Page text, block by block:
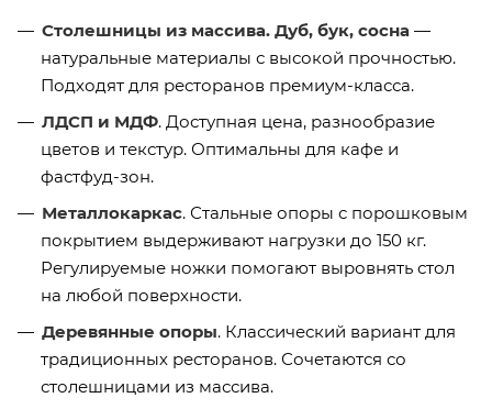
Столешницы из массива. Дуб, бук, сосна —
натуральные материалы с высокой прочностью.
Подходят для ресторанов премиум-класса.
ЛДСП и МДФ. Доступная цена, разнообразие
цветов и текстур. Оптимальны для кафе и
фастфуд-зон.
Металлокаркас. Стальные опоры с порошковым
покрытием выдерживают нагрузки до 150 кг.
Регулируемые ножки помогают выровнять стол
на любой поверхности.
Деревянные опоры. Классический вариант для
традиционных ресторанов. Сочетаются со
столешницами из массива.